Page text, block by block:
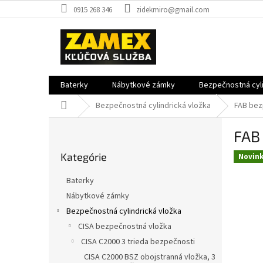
na
0915 268 346 zidekmiro@gmail.com
Baterky Nábytkové zámky Bezpečnostná
DomovBezpečnostná cylindrická vložka FAB
kategórie
Kategórie
Baterky
Nábytkové zámky
Bezpečnostná cylindrická vložka
CISA bezpečnostná vložka
CISA C2000 3 trieda bezpečnosti
CISA C2000 BSZ obojstranná vložka, 3